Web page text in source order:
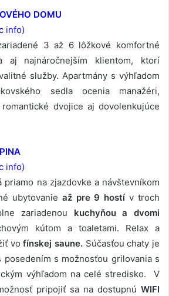
DOMU
info)
3 až 6 lôžkové komfortné
aj najnáročnejším klientom, ktorí
služby. Apartmány s výhľadom
sedla ocenia manažéri,
dvojice aj dovolenkujúce
info)
priamo na zjazdovke a návštevníkom
ubytovanie až pre 9 hostív troch
zariadenou kuchyňou a dvomi
kútom a toaletami. Relax a
vofínskej saune. Súčasťou chaty je
posedením s možnosťou grilovania s
výhľadom na celé stredisko. V
pripojiť sa na dostupnú WIFI